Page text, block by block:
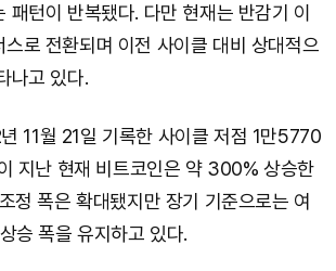
패턴이 반복됐다. 다만 현재는 반감기 이
로 전환되며 이전 사이클 대비 상대적으
나고 있다.
11월 21일 기록한 사이클 저점 1만5770
지난 현재 비트코인은 약 300% 상승한
정 폭은 확대됐지만 장기 기준으로는 여
승 폭을 유지하고 있다.